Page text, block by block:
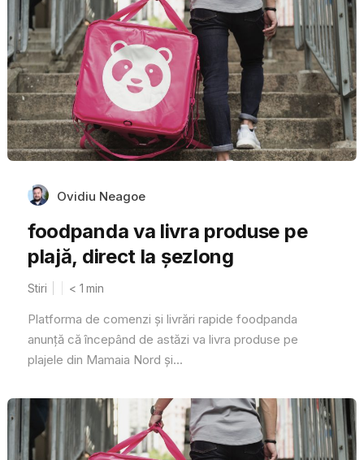
Ovidiu Neagoe
foodpanda va livra produse pe
plajă, direct la șezlong
Stiri < 1 min
Platforma de comenzi și livrări rapide foodpanda
anunță că începând de astăzi va livra produse pe
plajele din Mamaia Nord și...